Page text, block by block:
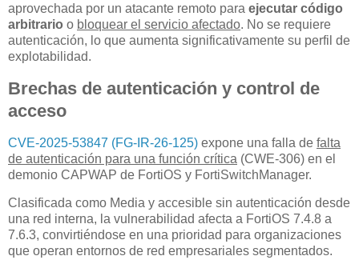
aprovechada por un atacante remoto para ejecutar código
arbitrario o bloquear el servicio afectado. No se requiere
autenticación, lo que aumenta significativamente su perfil de
explotabilidad.
Brechas de autenticación y control de
acceso
CVE-2025-53847 (FG-IR-26-125) expone una falla de falta
de autenticación para una función crítica (CWE-306) en el
demonio CAPWAP de FortiOS y FortiSwitchManager.
Clasificada como Media y accesible sin autenticación desde
una red interna, la vulnerabilidad afecta a FortiOS 7.4.8 a
7.6.3, convirtiéndose en una prioridad para organizaciones
que operan entornos de red empresariales segmentados.